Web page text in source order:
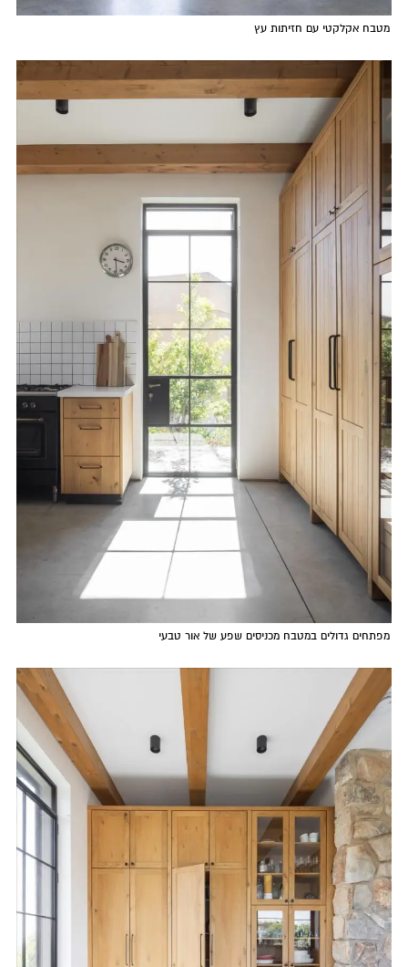
מטבח אקלקטי עם חזיתות עץ
מפתחים גדולים במטבח מכניסים שפע של אור טבעי